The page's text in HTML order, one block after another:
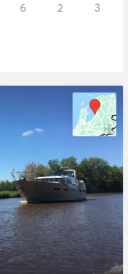
6 2 3